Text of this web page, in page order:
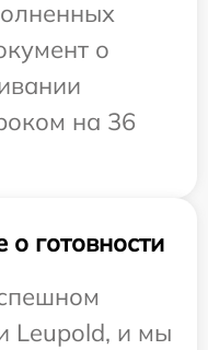
о
на 36
готовности
Leupold, и мы